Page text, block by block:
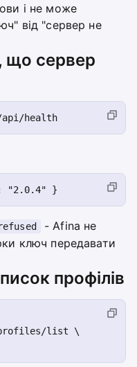
і не може
від "сервер не
що сервер
- Afina не
ключ передавати
профілів
profiles/list \